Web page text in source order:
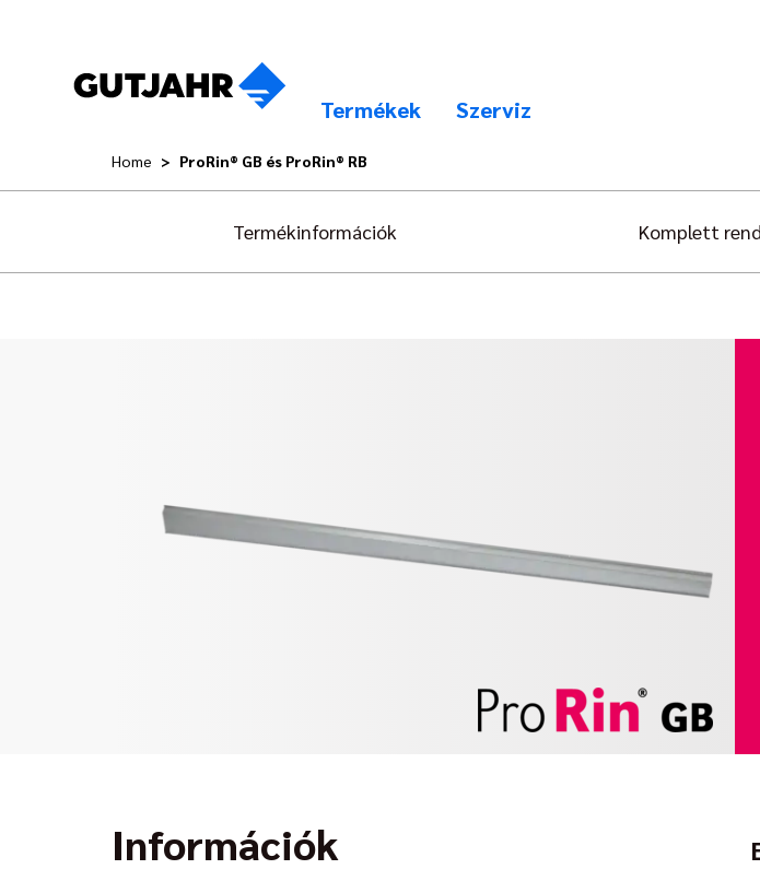
Termékek Szerviz
Home ProRin® GB és ProRin® RB
Termékinformációk Komplett
Információk